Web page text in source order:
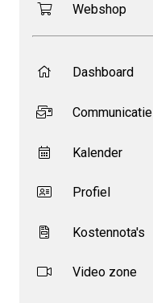
Webshop
Dashboard
Communicatie
Kalender
Profiel
Kostennota's
Video zone